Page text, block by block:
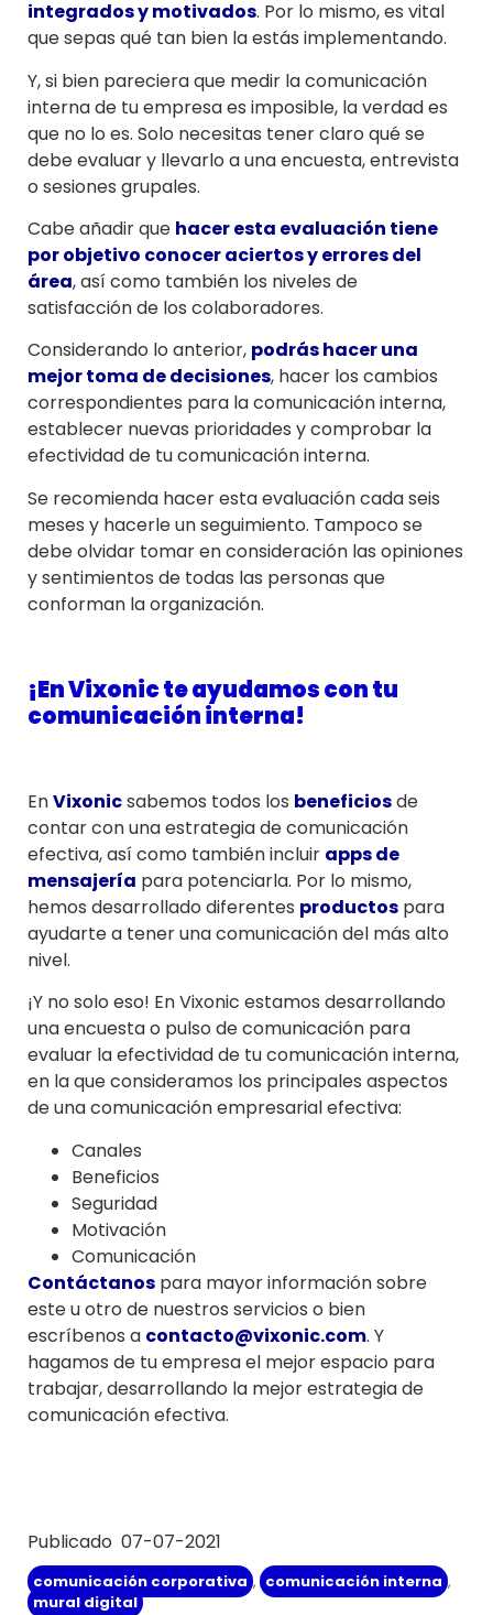
integrados y motivados. Por lo mismo, es vital
que sepas qué tan bien la estás implementando.
Y, si bien pareciera que medir la comunicación
interna de tu empresa es imposible, la verdad es
que no lo es. Solo necesitas tener claro qué se
debe evaluar y llevarlo a una encuesta, entrevista
o sesiones grupales.
Cabe añadir que hacer esta evaluación tiene
por objetivo conocer aciertos y errores del
área, así como también los niveles de
satisfacción de los colaboradores.
Considerando lo anterior, podrás hacer una
mejor toma de decisiones, hacer los cambios
correspondientes para la comunicación interna,
establecer nuevas prioridades y comprobar la
efectividad de tu comunicación interna.
Se recomienda hacer esta evaluación cada seis
meses y hacerle un seguimiento. Tampoco se
debe olvidar tomar en consideración las opiniones
y sentimientos de todas las personas que
conforman la organización.
¡En Vixonic te ayudamos con tu
comunicación interna!
EnVixonicsabemos todos los beneficiosde
contar con una estrategia de comunicación
efectiva, así como también incluir apps de
mensajería para potenciarla. Por lo mismo,
hemos desarrollado diferentes productos para
ayudarte a tener una comunicación del más alto
nivel.
¡Y no solo eso! En Vixonic estamos desarrollando
una encuesta o pulso de comunicación para
evaluar la efectividad de tu comunicación interna,
en la que consideramos los principales aspectos
de una comunicación empresarial efectiva:
Canales
Beneficios
Seguridad
Motivación
Comunicación
Contáctanos para mayor información sobre
este u otro de nuestros servicios o bien
escríbenos a contacto@vixonic.com. Y
hagamos de tu empresa el mejor espacio para
trabajar, desarrollando la mejor estrategia de
comunicación efectiva.
Publicado 07-07-2021
comunicación corporativa , comunicación interna ,
mural digital